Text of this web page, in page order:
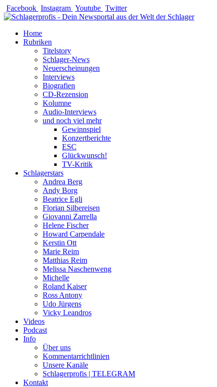
Zum
Inhalt
Facebook Instagram Youtube Twitter
Home
Rubriken
Titelstory
Schlager-News
Neuerscheinungen
Interviews
Biografien
CD-Rezension
Kolumne
Audio-Interviews
und noch viel mehr
Gewinnspiel
Konzertberichte
ESC
Glückwunsch!
TV-Kritik
Schlagerstars
Andrea Berg
Andy Borg
Beatrice Egli
Florian Silbereisen
Giovanni Zarrella
Helene Fischer
Howard Carpendale
Kerstin Ott
Marie Reim
Matthias Reim
Melissa Naschenweng
Michelle
Roland Kaiser
Ross Antony
Udo Jürgens
Vicky Leandros
Videos
Podcast
Info
Über uns
Kommentarrichtlinien
Unsere Kanäle
Schlagerprofis | TELEGRAM
Kontakt